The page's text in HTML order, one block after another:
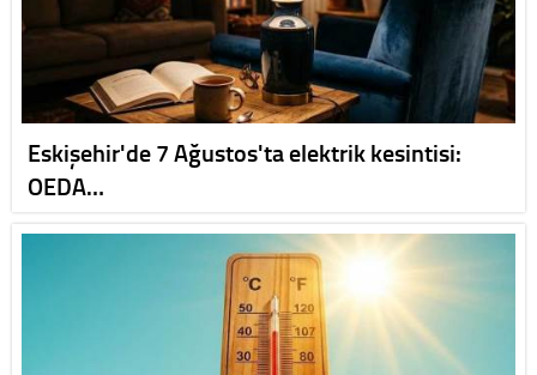
Eskişehir'de 7 Ağustos'ta elektrik kesintisi:
OEDA…